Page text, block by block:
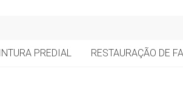
PREDIAL RESTAURAÇÃO DE